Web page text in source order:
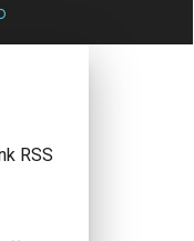
RSS